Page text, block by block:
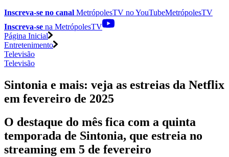
Inscreva-se no canal MetrópolesTV noYouTubeMetrópolesTV
Inscreva-se na MetrópolesTV
Página Inicial
Entretenimento
Televisão
Televisão
Sintonia e mais: veja as estreias da Netflix
em fevereiro de 2025
O destaque do mês fica com a quinta
temporada de Sintonia, que estreia no
streaming em 5 de fevereiro